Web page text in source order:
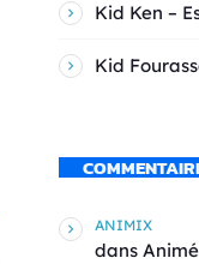
Kid Ken –
Kid
ANIMIX
dans